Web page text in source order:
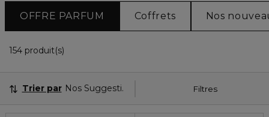
OFFRE PARFUM Coffrets Nos
154 produit(s)
Filtres
Trier par Nos Suggestions